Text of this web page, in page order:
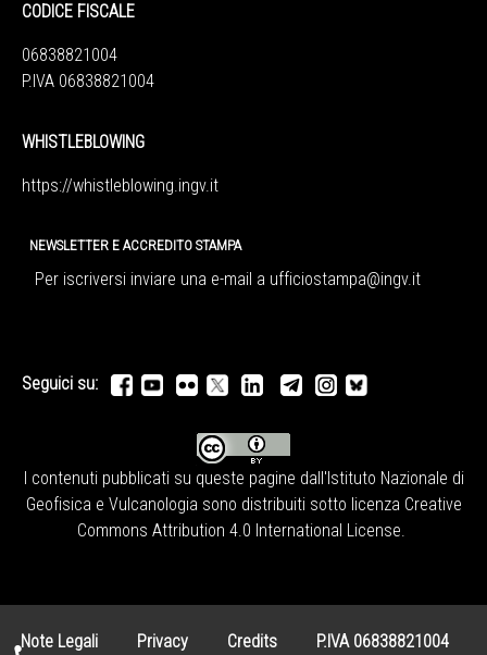
CODICE FISCALE
06838821004
P.IVA 06838821004
WHISTLEBLOWING
https://whistleblowing.ingv.it
NEWSLETTER E ACCREDITO STAMPA
Per iscriversi inviare una e-mail a ufficiostampa@ingv.it
Seguici su:
I contenuti pubblicati su queste pagine dall' Istituto Nazionale di
Geofisica e Vulcanologia sono distribuiti sotto licenza Creative
Commons Attribution 4.0 International License.
Note Legali Privacy Credits P.IVA 06838821004